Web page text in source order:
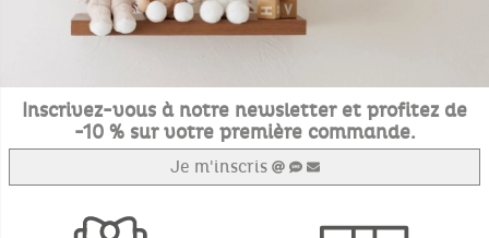
Inscrivez-vous à notre newsletter et profitez de
-10 % sur votre première commande.
Je m'inscris